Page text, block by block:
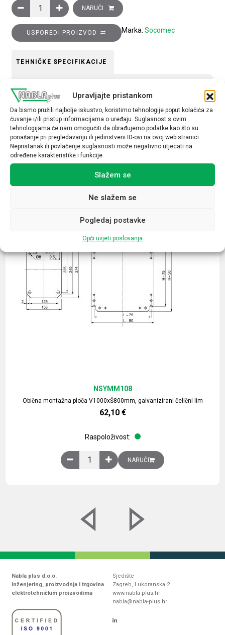
Upravljajte pristankom
Da bismo pružili najbolje iskustvo, koristimo tehnologije poput kolačića za
čuvanje i/ili pristup informacijama o uređaju. Suglasnost s ovim
tehnologijama će nam omogućiti da obrađujemo podatke kao što su
ponašanje pri pregledavanju ili jedinstveni ID-ovi na ovoj web stranici.
Nepristanak ili povlačenje suglasnosti može negativno utjecati na
određene karakteristike i funkcije.
Slažem se
Ne slažem se
Pogledaj postavke
Opći uvjeti poslovanja
Analizator mreže DIRIS A-200 RJ12, ETHER količina
NARUČI
USPOREDI PROIZVOD Marka: Socomec
TEHNIČKE SPECIFIKACIJE
Komunikacija
OSTALE
Povezani proizvodi
Obična montažna ploča V1000xŠ800mm, galvanizirani čelični lim
NSYMM108
62,10 €
Raspoloživost:
Obična montažna ploča V1000xŠ800mm,
NARUČI
Nabla plus d.o.o.
Inženjering, proizvodnja i trgovina
elektrotehničkim proizvodima
Sjedište
Zagreb, Lukoranska 2
www.nabla-plus.hr
nabla@nabla-plus.hr